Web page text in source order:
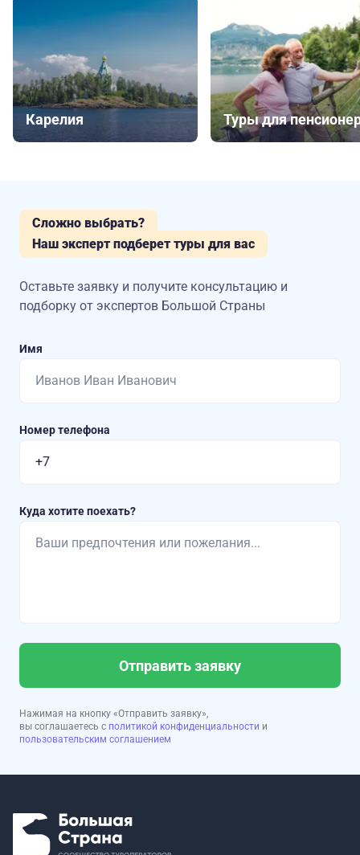
Карелия Туры для
Сложно выбрать?
Наш эксперт подберет туры для вас
Оставьте заявку и получите консультацию и
подборку от экспертов Большой Страны
Имя
Номер телефона
Куда хотите поехать?
Отправить заявку
Нажимая на кнопку «Отправить заявку»,
вы соглашаетесь с политикой конфиденциальности и
пользовательским соглашением